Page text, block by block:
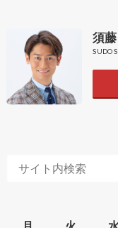
須
SUDO
月
火 水